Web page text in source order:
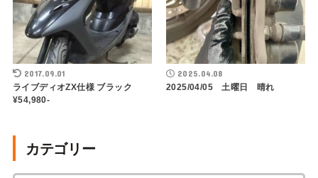
2017.09.01
ライブディオZX仕様 ブラック
¥54,980-
2025.04.08
2025/04/05 土曜日 晴れ
カテゴリー